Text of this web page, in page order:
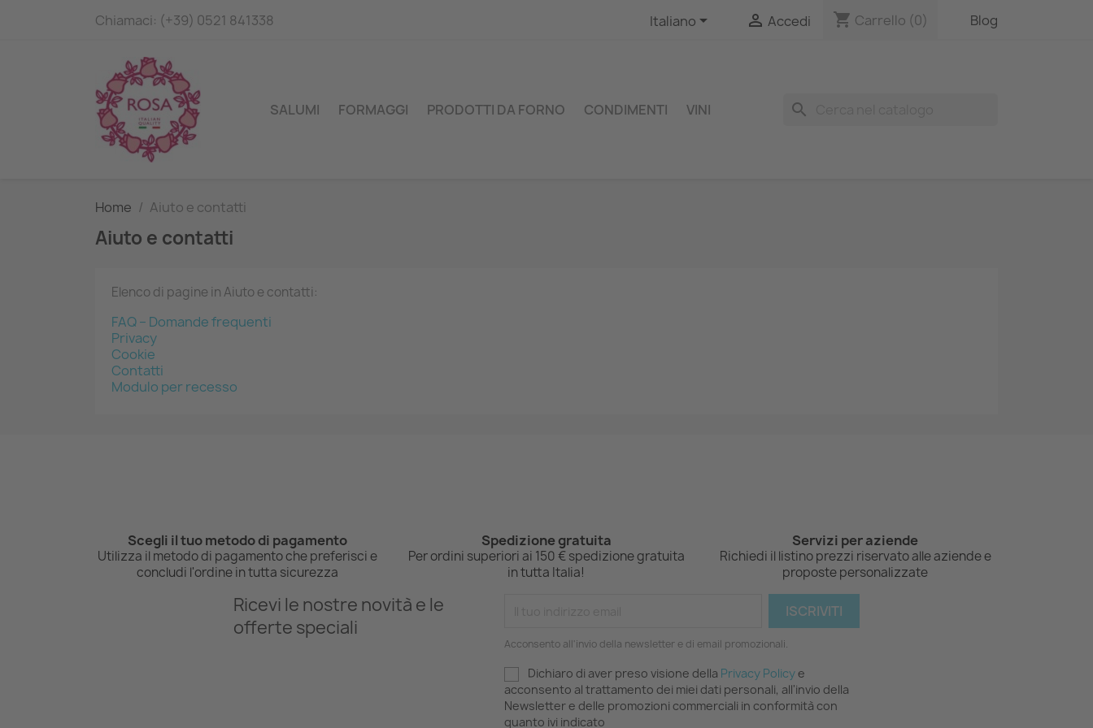
Chiamaci: (+39) 0521 841338 Italiano  Accedi shopping_cart Carrello (0) Blog
SALUMI FORMAGGI PRODOTTI DA FORNO CONDIMENTI VINI search
Home Aiuto e contatti
Aiuto e contatti
Elenco di pagine in Aiuto e contatti:
FAQ – Domande frequenti
Privacy
Cookie
Contatti
Modulo per recesso
Scegli il tuo metodo di pagamento
Utilizza il metodo di pagamento che preferisci e
concludi l'ordine in tutta sicurezza
Spedizione gratuita
Per ordini superiori ai 150 € spedizione gratuita
in tutta Italia!
Servizi per aziende
Richiedi il listino prezzi riservato alle aziende e
proposte personalizzate
Ricevi le nostre novità e le
offerte speciali
Acconsento all'invio della newsletter e di email promozionali.
Dichiaro di aver preso visione della Privacy Policye
acconsento al trattamento dei miei dati personali, all'invio della
Newsletter e delle promozioni commerciali in conformità con
quanto ivi indicato